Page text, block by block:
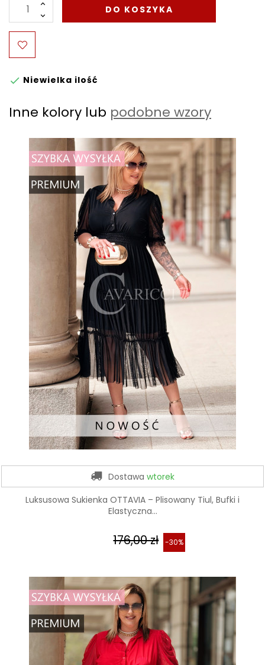
DO KOSZYKA
 Niewielka ilość
Inne kolory lub podobne wzory
Dostawa wtorek
Luksusowa Sukienka OTTAVIA – Plisowany Tiul, Bufki i
Elastyczna...
176,00 zł -30%